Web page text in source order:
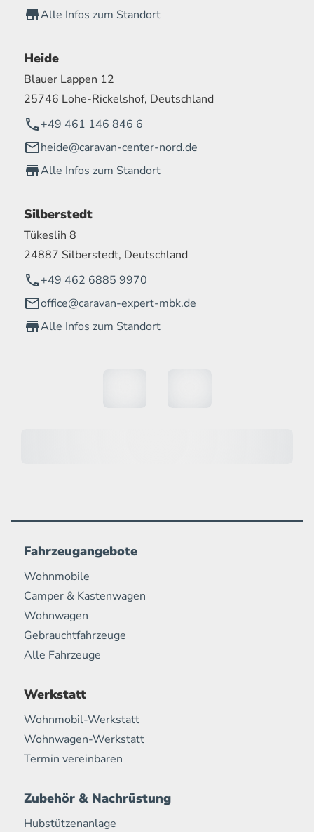
Alle Infos zum Standort
Heide
Blauer Lappen 12
25746 Lohe-Rickelshof, Deutschland
+49 461 146 846 6
heide@caravan-center-nord.de
Alle Infos zum Standort
Silberstedt
Tükeslih 8
24887 Silberstedt, Deutschland
+49 462 6885 9970
office@caravan-expert-mbk.de
Alle Infos zum Standort
Fahrzeugangebote
Wohnmobile
Camper & Kastenwagen
Wohnwagen
Gebrauchtfahrzeuge
Alle Fahrzeuge
Werkstatt
Wohnmobil-Werkstatt
Wohnwagen-Werkstatt
Termin vereinbaren
Zubehör & Nachrüstung
Hubstützenanlage